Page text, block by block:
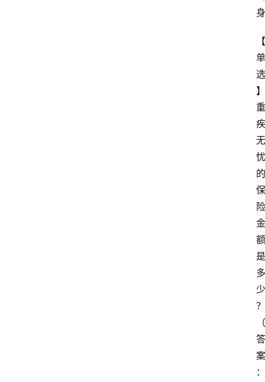
身
【
单
选
】
重
疾
无
忧
的
保
险
金
额
是
多
少
？
（
答
案
：